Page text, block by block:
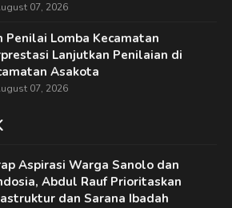
07, 2026
Penilai Lomba Kecamatan
Lanjutkan Penilaian di
Asakota
07, 2026
Aspirasi Warga Sanolo dan
Abdul Rauf Prioritaskan
dan Sarana Ibadah